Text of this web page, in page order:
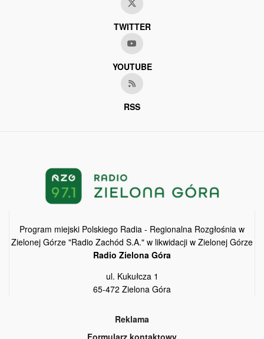
TWITTER
YOUTUBE
RSS
Program miejski Polskiego Radia - Regionalna Rozgłośnia w
Zielonej Górze "Radio Zachód S.A." w likwidacji w Zielonej Górze
Radio Zielona Góra
ul. Kukułcza 1
65-472 Zielona Góra
Reklama
Formularz kontaktowy